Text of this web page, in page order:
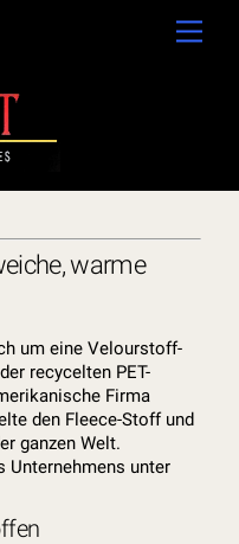
warme
um eine Velourstoff-
recycelten PET-
Firma
den Fleece-Stoff und
ganzen Welt.
Unternehmens unter